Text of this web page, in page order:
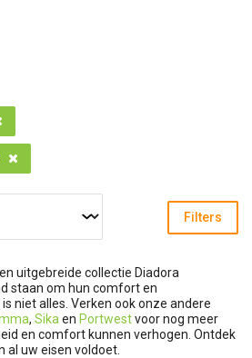
Filters
uitgebreide collectie Diadora
staan om hun comfort en
niet alles. Verken ook onze andere
, Sika en Portwestvoor nog meer
en comfort kunnen verhogen. Ontdek
al uw eisen voldoet.